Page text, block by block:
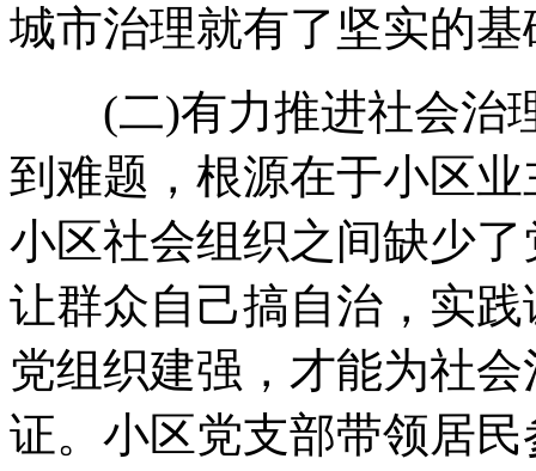
城市治理就有了坚实的基
(二)有力推进社会治
到难题，根源在于小区
小区社会组织之间缺少
让群众自己搞自治，实
党组织建强，才能为社
证。小区党支部带领居